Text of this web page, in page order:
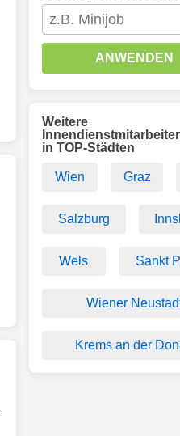
ANWENDEN
Weitere
in TOP-Städten
Wien Graz
Salzburg
Wels Sankt
Wiener
Krems an der